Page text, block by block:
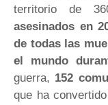
territorio de
asesinados en
de todas las
el mundo
guerra, 152
que ha